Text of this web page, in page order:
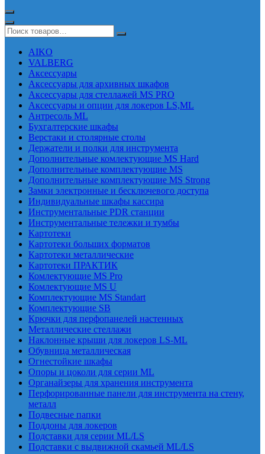
AIKO
VALBERG
Аксессуары
Аксессуары для архивных шкафов
Аксессуары для стеллажей MS PRO
Аксессуары и опции для локеров LS,ML
Антресоль ML
Бухгалтерские шкафы
Верстаки и столярные столы
Держатели и полки для инструмента
Дополнительные комлектующие MS Hard
Дополнительные комплектующие MS
Дополнительные комплектующие MS Strong
Замки электронные и бесключевого доступа
Индивидуальные шкафы кассира
Инструментальные PDR станции
Инструментальные тележки и тумбы
Картотеки
Картотеки больших форматов
Картотеки металлические
Картотеки ПРАКТИК
Комлектующие MS Pro
Комлектующие MS U
Комплектующие MS Standart
Комплектующие SB
Крючки для перфопанелей настенных
Металлические стеллажи
Наклонные крыши для локеров LS-ML
Обувница металлическая
Огнестойкие шкафы
Опоры и цоколи для серии ML
Органайзеры для хранения инструмента
Перфорированные панели для инструмента на стену,
металл
Подвесные папки
Поддоны для локеров
Подставки для серии ML/LS
Подставки с выдвижной скамьей ML/LS